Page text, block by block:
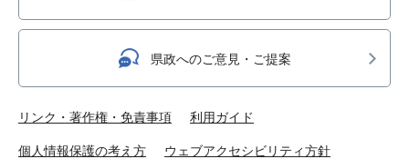
県政へのご意見・ご提案
リンク・著作権・免責事項 利用ガイド
個人情報保護の考え方 ウェブアクセシビリティ方針